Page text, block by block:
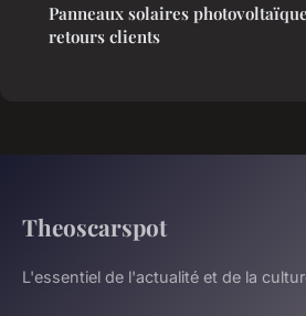
Panneaux solaires
retours clients
Theoscarspot
L'essentiel de l'actualité et de la